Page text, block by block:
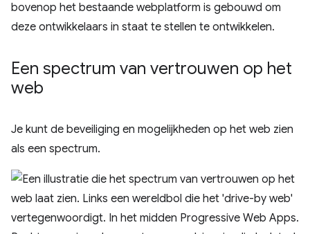
bovenop het bestaande webplatform is gebouwd om
deze ontwikkelaars in staat te stellen te ontwikkelen.
Een spectrum van vertrouwen op het
web
Je kunt de beveiliging en mogelijkheden op het web zien
als een spectrum.